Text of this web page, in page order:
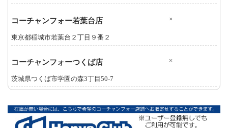
コーチャンフォー若葉台店 ×
東京都稲城市若葉台２丁目９番２
コーチャンフォーつくば店 ×
茨城県つくば市学園の森3丁目50-7